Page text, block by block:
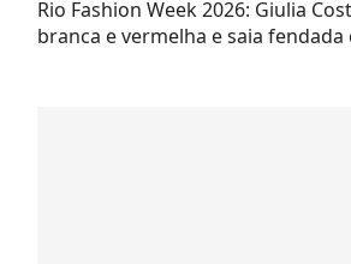
Rio Fashion Week 2026: Giulia
branca e vermelha e saia